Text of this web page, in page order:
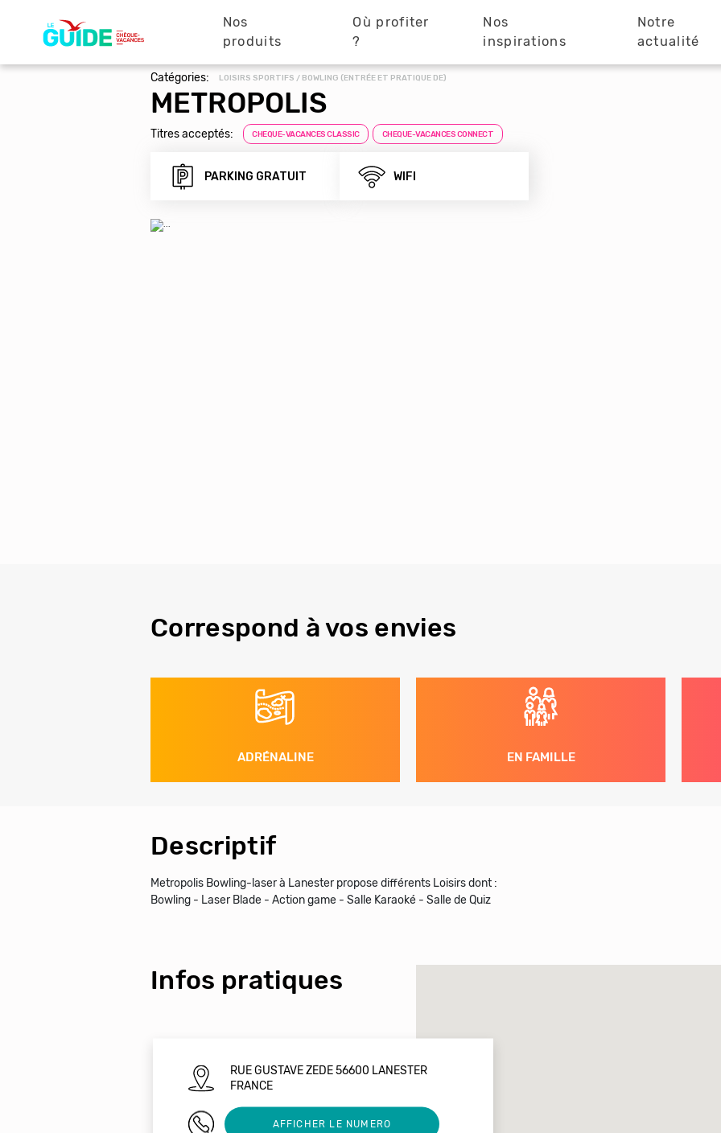
principale
Nos
produits
Où profiter
?
Nos
inspirations
Notre
actualité
Catégories: LOISIRS SPORTIFS / BOWLING (ENTRÉE ET PRATIQUE DE)
METROPOLIS
Titres acceptés: CHEQUE-VACANCES CLASSIC CHEQUE-VACANCES CONNECT
PARKING GRATUIT WIFI
Correspond à vos envies
ADRÉNALINE EN FAMILLE
Descriptif
Metropolis Bowling-laser à Lanester propose différents Loisirs dont :
Bowling - Laser Blade - Action game - Salle Karaoké - Salle de Quiz
Infos pratiques
RUE GUSTAVE ZEDE 56600 LANESTER
FRANCE
02 97 81 30 18AFFICHER LE NUMERO